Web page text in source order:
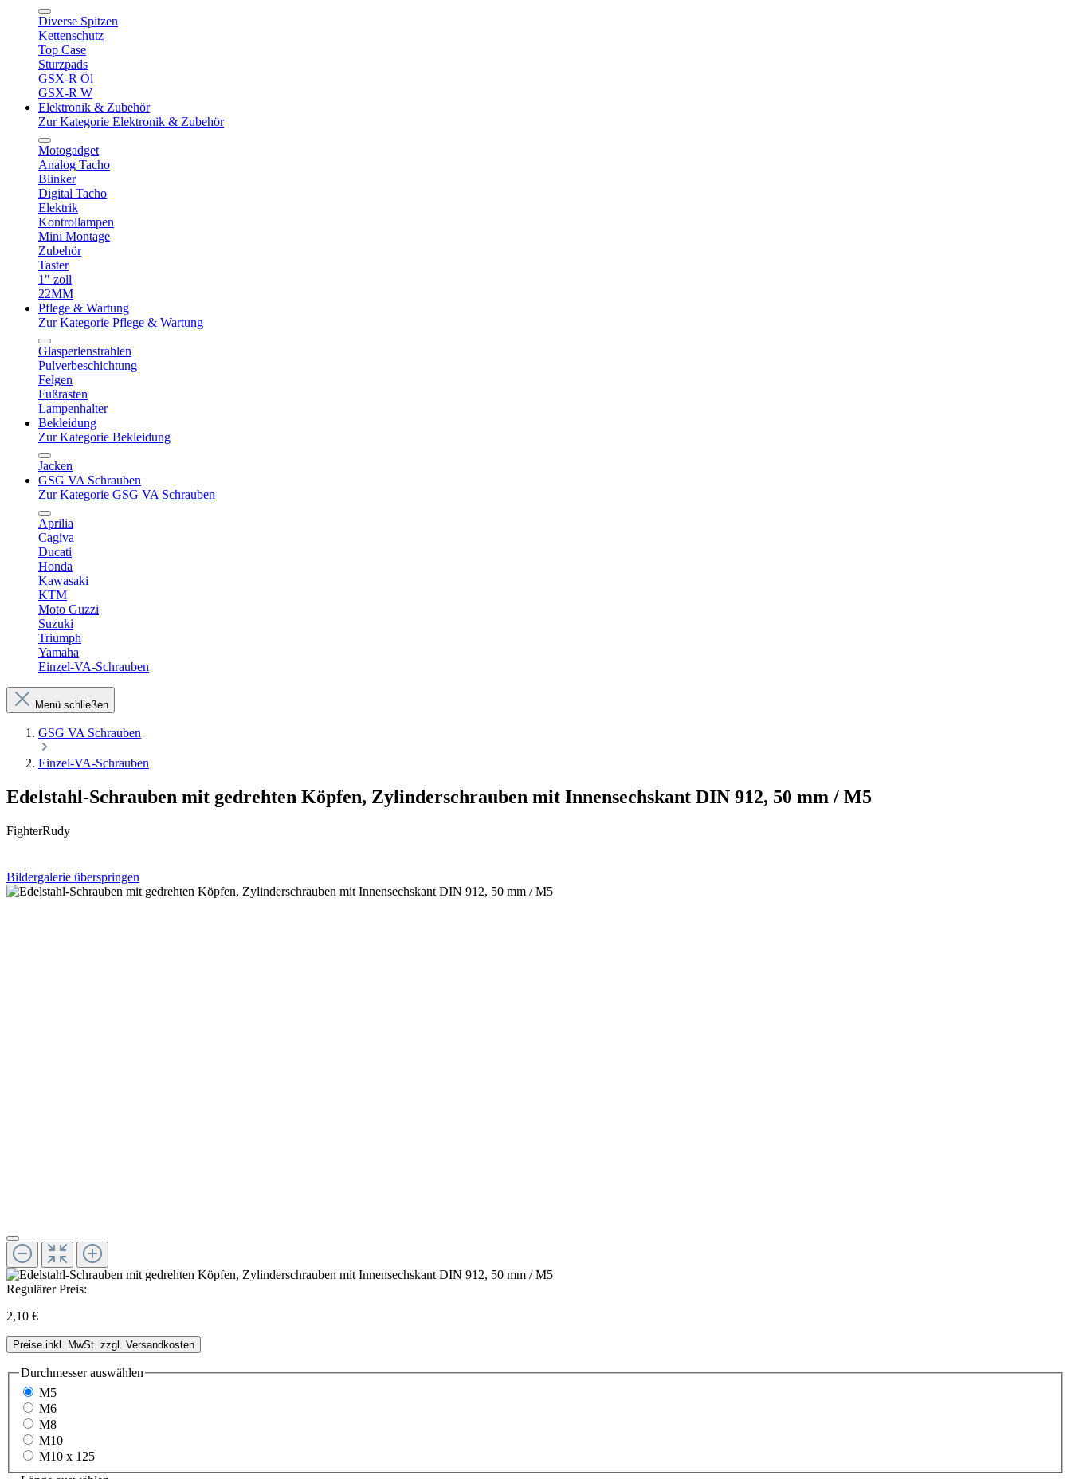
Diverse Spitzen
Kettenschutz
Top Case
Sturzpads
GSX-R Öl
GSX-R W
Elektronik & Zubehör
Zur Kategorie Elektronik & Zubehör
Motogadget
Analog Tacho
Blinker
Digital Tacho
Elektrik
Kontrollampen
Mini Montage
Zubehör
Taster
1" zoll
22MM
Pflege & Wartung
Zur Kategorie Pflege & Wartung
Glasperlenstrahlen
Pulverbeschichtung
Felgen
Fußrasten
Lampenhalter
Bekleidung
Zur Kategorie Bekleidung
Jacken
GSG VA Schrauben
Zur Kategorie GSG VA Schrauben
Aprilia
Cagiva
Ducati
Honda
Kawasaki
KTM
Moto Guzzi
Suzuki
Triumph
Yamaha
Einzel-VA-Schrauben
Menü schließen
GSG VA Schrauben
Einzel-VA-Schrauben
Edelstahl-Schrauben mit gedrehten Köpfen, Zylinderschrauben mit Innensechskant DIN 912, 50 mm / M5
FighterRudy
Bildergalerie überspringen
Regulärer Preis:
2,10 €
Preise inkl. MwSt. zzgl. Versandkosten
Durchmesserauswählen
M5
M6
M8
M10
M10 x 125